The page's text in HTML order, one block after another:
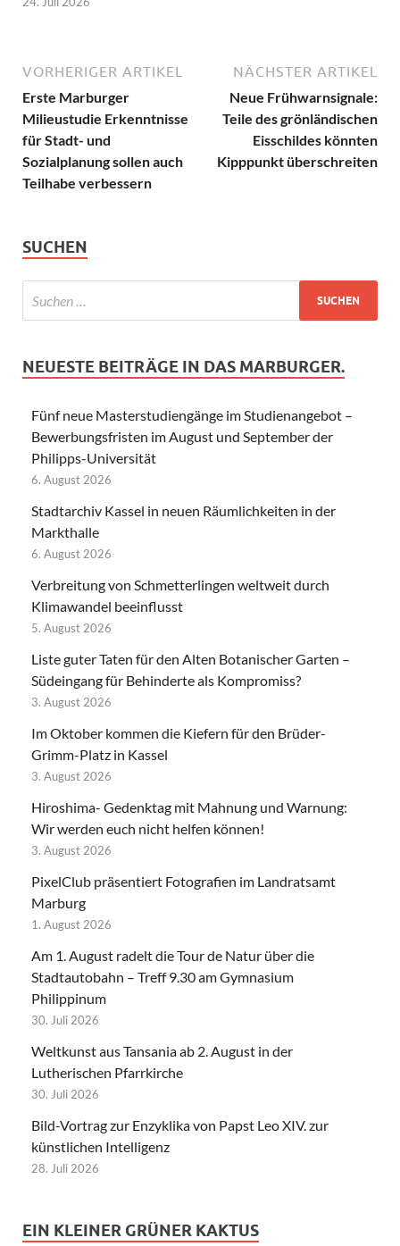
VORHERIGER ARTIKEL
Erste Marburger
Milieustudie Erkenntnisse
für Stadt- und
Sozialplanung sollen auch
Teilhabe verbessern
NÄCHSTER ARTIKEL
Neue Frühwarnsignale:
Teile des grönländischen
Eisschildes könnten
Kipppunkt überschreiten
SUCHEN
NEUESTE BEITRÄGE IN DAS MARBURGER.
Fünf neue Masterstudiengänge im Studienangebot –
Bewerbungsfristen im August und September der
Philipps-Universität
6. August 2026
Stadtarchiv Kassel in neuen Räumlichkeiten in der
Markthalle
6. August 2026
Verbreitung von Schmetterlingen weltweit durch
Klimawandel beeinflusst
5. August 2026
Liste guter Taten für den Alten Botanischer Garten –
Südeingang für Behinderte als Kompromiss?
3. August 2026
Im Oktober kommen die Kiefern für den Brüder-
Grimm-Platz in Kassel
3. August 2026
Hiroshima- Gedenktag mit Mahnung und Warnung:
Wir werden euch nicht helfen können!
3. August 2026
PixelClub präsentiert Fotografien im Landratsamt
Marburg
1. August 2026
Am 1. August radelt die Tour de Natur über die
Stadtautobahn – Treff 9.30 am Gymnasium
Philippinum
30. Juli 2026
Weltkunst aus Tansania ab 2. August in der
Lutherischen Pfarrkirche
30. Juli 2026
Bild-Vortrag zur Enzyklika von Papst Leo XIV. zur
künstlichen Intelligenz
28. Juli 2026
EIN KLEINER GRÜNER KAKTUS